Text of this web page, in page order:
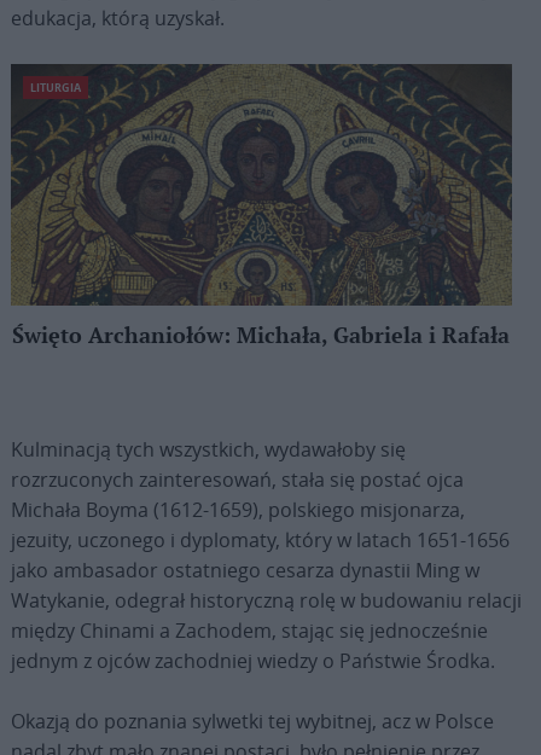
edukacja, którą uzyskał.
LITURGIA
Święto Archaniołów: Michała, Gabriela i Rafała
Kulminacją tych wszystkich, wydawałoby się
rozrzuconych zainteresowań, stała się postać ojca
Michała Boyma (1612-1659), polskiego misjonarza,
jezuity, uczonego i dyplomaty, który w latach 1651-1656
jako ambasador ostatniego cesarza dynastii Ming w
Watykanie, odegrał historyczną rolę w budowaniu relacji
między Chinami a Zachodem, stając się jednocześnie
jednym z ojców zachodniej wiedzy o Państwie Środka.
Okazją do poznania sylwetki tej wybitnej, acz w Polsce